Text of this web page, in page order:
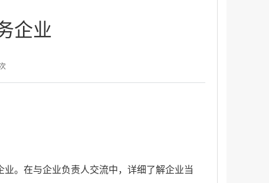
企业
。在与企业负责人交流中，详细了解企业当